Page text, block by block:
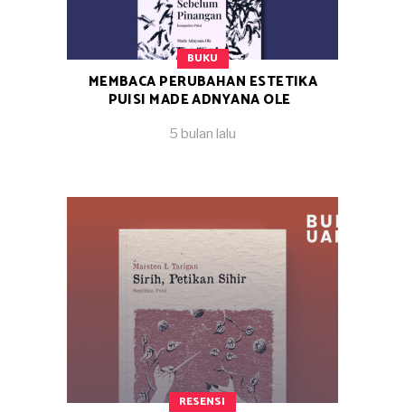
BUKU
MEMBACA PERUBAHAN ESTETIKA
PUISI MADE ADNYANA OLE
5 bulan lalu
RESENSI